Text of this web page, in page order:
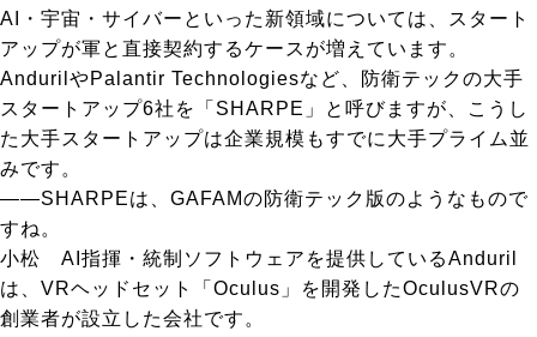
AI・宇宙・サイバーといった新領域については、スタート
アップが軍と直接契約するケースが増えています。
AndurilやPalantir Technologiesなど、防衛テックの大手
スタートアップ6社を「SHARPE」と呼びますが、こうし
た大手スタートアップは企業規模もすでに大手プライム並
みです。
――SHARPEは、GAFAMの防衛テック版のようなもので
すね。
小松 AI指揮・統制ソフトウェアを提供しているAnduril
は、VRヘッドセット「Oculus」を開発したOculusVRの
創業者が設立した会社です。